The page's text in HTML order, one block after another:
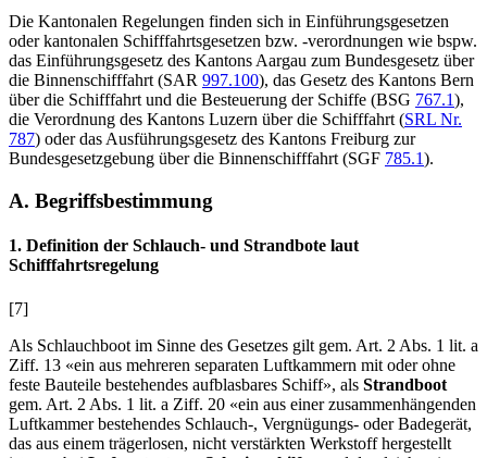
Die Kantonalen Regelungen finden sich in Einführungsgesetzen
oder kantonalen Schifffahrtsgesetzen bzw. -verordnungen wie bspw.
das Einführungsgesetz des Kantons Aargau zum Bundesgesetz über
die Binnenschifffahrt (SAR 997.100), das Gesetz des Kantons Bern
über die Schifffahrt und die Besteuerung der Schiffe (BSG 767.1),
die Verordnung des Kantons Luzern über die Schifffahrt (SRL Nr.
787) oder das Ausführungsgesetz des Kantons Freiburg zur
Bundesgesetzgebung über die Binnenschifffahrt (SGF 785.1).
A. Begriffsbestimmung
1. Definition der Schlauch- und Strandbote laut
Schifffahrtsregelung
[7]
Als Schlauchboot im Sinne des Gesetzes gilt gem. Art. 2 Abs. 1 lit. a
Ziff. 13 «ein aus mehreren separaten Luftkammern mit oder ohne
feste Bauteile bestehendes aufblasbares Schiff», als Strandboot
gem. Art. 2 Abs. 1 lit. a Ziff. 20 «ein aus einer zusammenhängenden
Luftkammer bestehendes Schlauch-, Vergnügungs- oder Badegerät,
das aus einem trägerlosen, nicht verstärkten Werkstoff hergestellt